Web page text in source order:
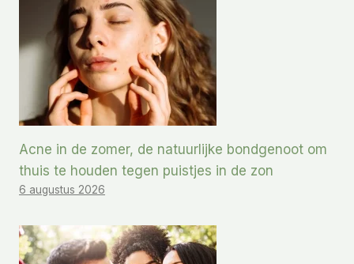
Acne in de zomer, de natuurlijke bondgenoot om
thuis te houden tegen puistjes in de zon
6 augustus 2026